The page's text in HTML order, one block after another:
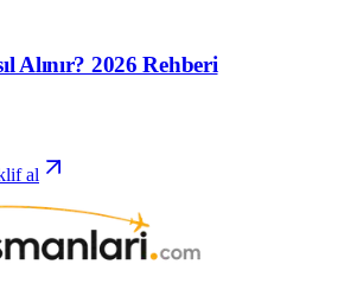
Alınır? 2026 Rehberi
al